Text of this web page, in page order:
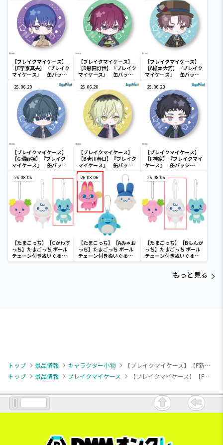
【ブレイクマイケース】
【E宇京真央】『ブレイク
マイケース』 缶バッジ
【ブレイクマイケース】
【D恩田灯世】『ブレイク
マイケース』 缶バッジ
【ブレイクマイケース】
【A槻本大河】『ブレイク
マイケース』 缶バッジ
25.06.20
【ブレイクマイケース】
【G環野揺】『ブレイク
マイケース』 缶バッジ
25.06.20
【ブレイクマイケース】
【B壱川春日】『ブレイク
マイケース』 缶バッジ
～管理部＆強行部～(EX)
25.06.20
【ブレイクマイケース】
【F神家】『ブレイクマイ
ケース』 缶バッジ～交
26.08.06
【たまごっち】【Cかわず
っち】たまごっち ボール
チェーン付きぬいぐるみ
～Tamagotchi
26.08.06
【たまごっち】【Aみゃお
っち】たまごっち ボール
チェーン付きぬいぐるみ
～Tamagotchi
26.08.06
【たまごっち】【Bもんが
っち】たまごっち ボール
チェーン付きぬいぐるみ
～Tamagotchi
もっと見る
トップ 景品情報 キャラクター小物
【ブレイクマイケース】【F新開戦】『ブレイクマイケース』 缶バッジ～管理部＆強行部～(EX)
トップ
景品情報 ブレイクマイケース 【ブレイクマイケース】【F新開戦】『ブレイクマイケース』 缶バッジ～管理部＆強行部～(EX)